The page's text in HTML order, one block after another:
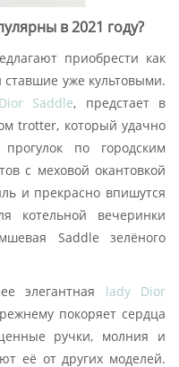
в 2021 году?
приобрести как
ставшие уже культовыми.
Dior Saddle, предстает в
trotter, который удачно
по городским
с меховой окантовкой
и прекрасно впишутся
котельной вечеринки
Saddle зелёного
элегантная lady Dior
покоряет сердца
ручки, молния и
её от других моделей.